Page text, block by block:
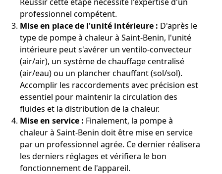
professionnel compétent.
Mise en place de l'unité intérieure : D'après le
type de pompe à chaleur à Saint-Benin, l'unité
intérieure peut s'avérer un ventilo-convecteur
(air/air), un système de chauffage centralisé
(air/eau) ou un plancher chauffant (sol/sol).
Accomplir les raccordements avec précision est
essentiel pour maintenir la circulation des
fluides et la distribution de la chaleur.
Mise en service : Finalement, la pompe à
chaleur à Saint-Benin doit être mise en service
par un professionnel agrée. Ce dernier réalisera
les derniers réglages et vérifiera le bon
fonctionnement de l'appareil.